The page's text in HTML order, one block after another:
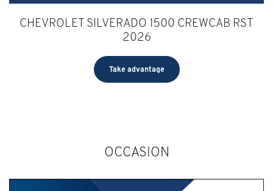
CHEVROLET SILVERADO 1500 CREWCAB RST
2026
Take advantage
OCCASION